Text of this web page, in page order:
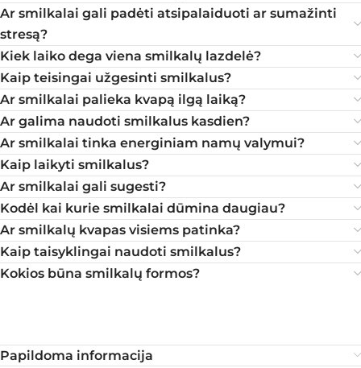
Ar smilkalai gali padėti atsipalaiduoti ar sumažinti
stresą?
Kiek laiko dega viena smilkalų lazdelė?
Kaip teisingai užgesinti smilkalus?
Ar smilkalai palieka kvapą ilgą laiką?
Ar galima naudoti smilkalus kasdien?
Ar smilkalai tinka energiniam namų valymui?
Kaip laikyti smilkalus?
Ar smilkalai gali sugesti?
Kodėl kai kurie smilkalai dūmina daugiau?
Ar smilkalų kvapas visiems patinka?
Kaip taisyklingai naudoti smilkalus?
Kokios būna smilkalų formos?
Papildoma informacija